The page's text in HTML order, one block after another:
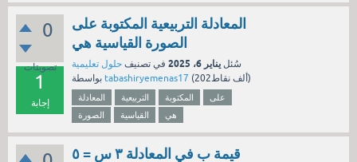
0
تصويتات
1
إجابة
المعادلة التربيعية المكتوبة على
الصورة القياسية هي
سُئل يناير 6، 2025 في تصنيف حلول تعليمية
tabashiryemenas17 ( 202ألف نقاط)
المعادلة التربيعية المكتوبة
على
الصورة
القياسية هي
قيمة ب في المعادلة ٣ س = ٥